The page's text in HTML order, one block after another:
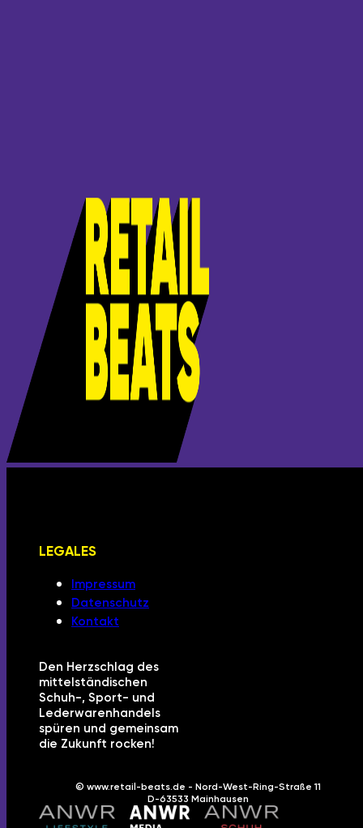
LEGALES
Impressum
Datenschutz
Kontakt
Den Herzschlag des
mittelständischen
Schuh-, Sport- und
Lederwarenhandels
spüren und gemeinsam
die Zukunft rocken!
© www.retail-beats.de - Nord-West-Ring-Straße 11
D-63533 Mainhausen